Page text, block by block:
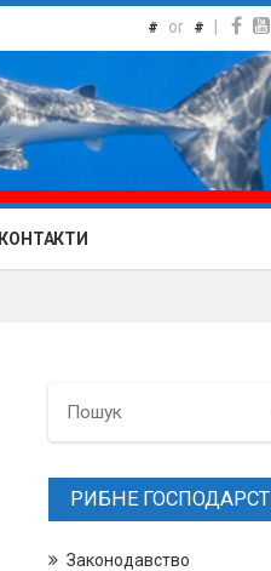
# or #
КОНТАКТИ
РИБНЕ
Законодавство